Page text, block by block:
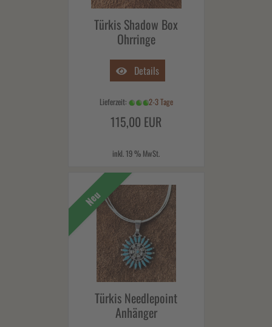
Türkis Shadow Box
Ohrringe
Details
Lieferzeit: 2-3 Tage
115,00 EUR
inkl. 19 % MwSt.
Neu
Türkis Needlepoint
Anhänger